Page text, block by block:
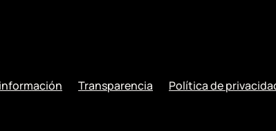
Transparencia
Política de